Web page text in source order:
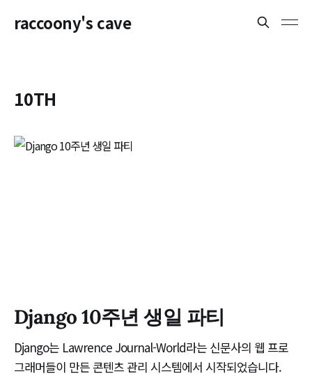
raccoony's cave
10TH
Django 10주년 생일 파티
Django는 Lawrence Journal-World라는 신문사의 웹 프로
그래머들이 만든 콘텐츠 관리 시스템에서 시작되었습니다.